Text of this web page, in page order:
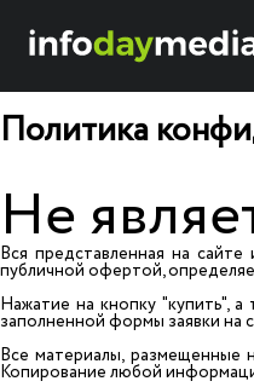
Политика
Не
Вся представленная на
публичной офертой,
Нажатие на кнопку "купить",
заполненной формы заявки на
Все материалы, размещенные
Копирование любой